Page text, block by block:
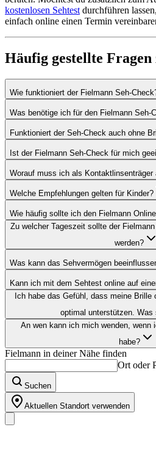
kostenlosen Sehtest durchführen
einfach online einen Termin
Häufig gestellte Fragen
Wie funktioniert der Fielmann Seh-
Was benötige ich für den Fielmann Seh-
Funktioniert der Seh-Check auch ohne
Ist der Fielmann Seh-Check für mich
Worauf muss ich als Kontaktlinsenträger
Welche Empfehlungen gelten für Kinder?
Wie häufig sollte ich den Fielmann
Zu welcher Tageszeit sollte der
werden?
Was kann das Sehvermögen
Kann ich mit dem Sehtest online auf
Ich habe das Gefühl, dass meine Brille
optimal unterstützen. Was
An wen kann ich mich wenden, wenn
habe?
Fielmann in deiner Nähe finden
Ort oder
Suchen
Aktuellen Standort verwenden